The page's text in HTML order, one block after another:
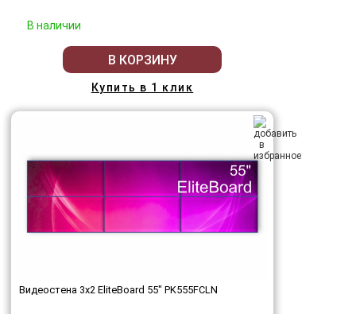
В наличии
В КОРЗИНУ
Купить в 1 клик
Видеостена 3x2 EliteBoard 55" PK555FCLN